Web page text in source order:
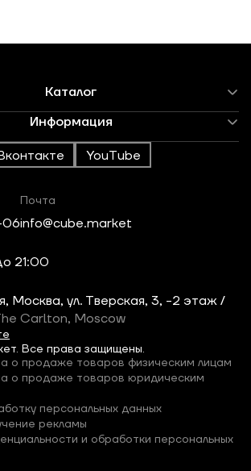
Каталог
Информация
YouTube
Все права защищены.
06
Почта
info@cube.market
21:00
Москва, ул. Тверская, 3, -2 этаж /
Carlton, Moscow
о продаже товаров физическим лицам
о продаже товаров юридическим
персональных данных
рекламы
и обработки персональных